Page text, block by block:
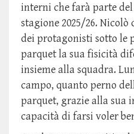
interni che farà parte
stagione 2025/26. Nicolò
dei protagonisti sotto le
parquet la sua fisicità
insieme alla squadra.
campo, quanto perno
parquet, grazie alla sua
capacità di farsi voler